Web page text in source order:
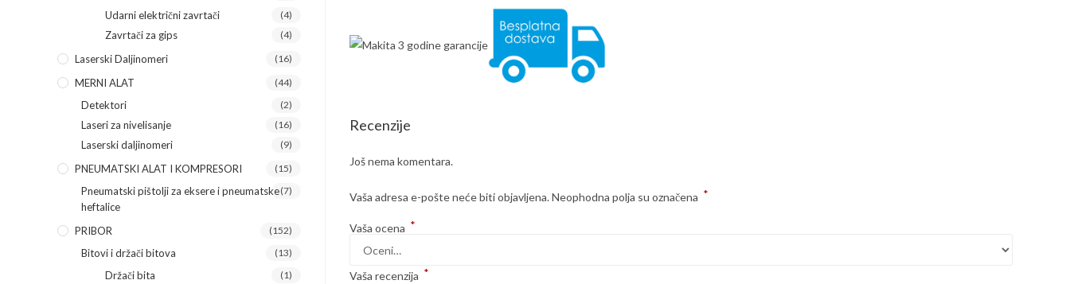
Recenzije
Još nema komentara.
Vaša adresa e-pošte neće biti objavljena.Neophodna polja su označena *
Vaša ocena *
Vaša recenzija *
Udarni električni zavrtači (4)
Zavrtači za gips (4)
Laserski Daljinomeri (16)
MERNI ALAT (44)
Detektori (2)
Laseri za nivelisanje (16)
Laserski daljinomeri (9)
PNEUMATSKI ALAT I KOMPRESORI (15)
Pneumatski pištolji za eksere i pneumatske
heftalice
(7)
PRIBOR (152)
Bitovi i držači bitova (13)
Držači bita (1)